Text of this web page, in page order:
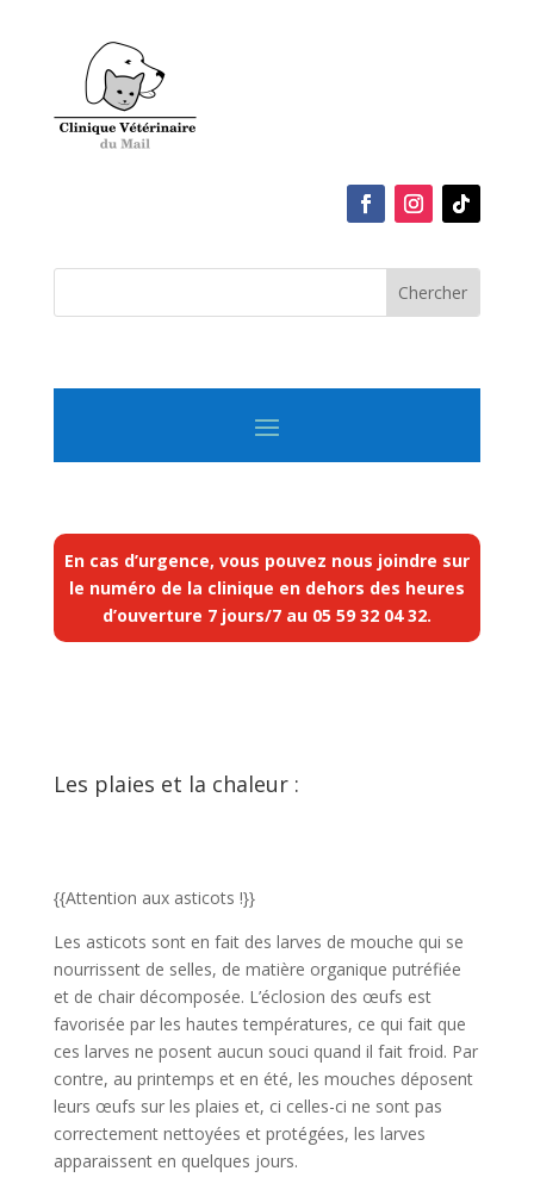
En cas d’urgence, vous pouvez nous joindre sur
le numéro de la clinique en dehors des heures
d’ouverture 7 jours/7 au 05 59 32 04 32.
Les plaies et la chaleur :
{{Attention aux asticots !}}
Les asticots sont en fait des larves de mouche qui se
nourrissent de selles, de matière organique putréfiée
et de chair décomposée. L’éclosion des œufs est
favorisée par les hautes températures, ce qui fait que
ces larves ne posent aucun souci quand il fait froid. Par
contre, au printemps et en été, les mouches déposent
leurs œufs sur les plaies et, ci celles-ci ne sont pas
correctement nettoyées et protégées, les larves
apparaissent en quelques jours.